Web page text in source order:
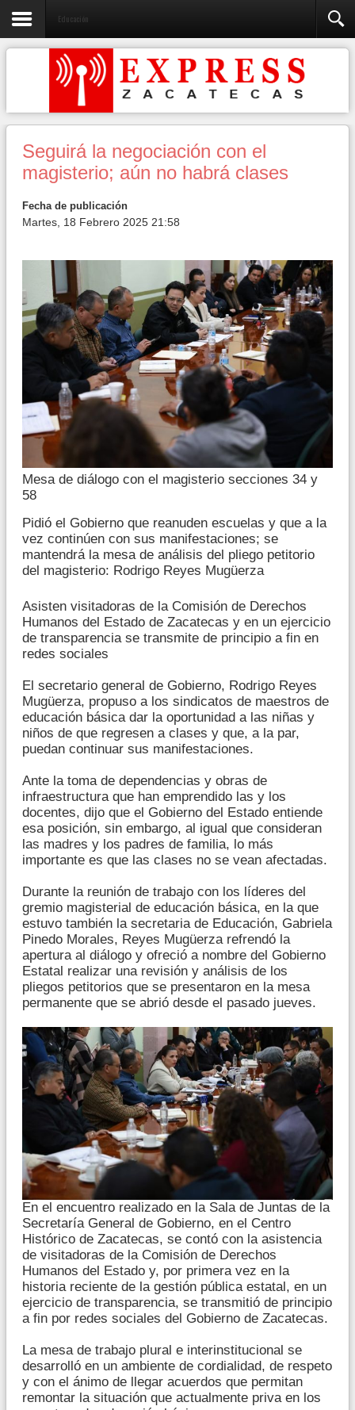
Educación
Seguirá la negociación con el
magisterio; aún no habrá clases
Fecha de publicación
Martes, 18 Febrero 2025 21:58
Mesa de diálogo con el magisterio secciones 34 y
58
Pidió el Gobierno que reanuden escuelas y que a la
vez continúen con sus manifestaciones; se
mantendrá la mesa de análisis del pliego petitorio
del magisterio: Rodrigo Reyes Mugüerza
Asisten visitadoras de la Comisión de Derechos
Humanos del Estado de Zacatecas y en un ejercicio
de transparencia se transmite de principio a fin en
redes sociales
El secretario general de Gobierno, Rodrigo Reyes
Mugüerza, propuso a los sindicatos de maestros de
educación básica dar la oportunidad a las niñas y
niños de que regresen a clases y que, a la par,
puedan continuar sus manifestaciones.
Ante la toma de dependencias y obras de
infraestructura que han emprendido las y los
docentes, dijo que el Gobierno del Estado entiende
esa posición, sin embargo, al igual que consideran
las madres y los padres de familia, lo más
importante es que las clases no se vean afectadas.
Durante la reunión de trabajo con los líderes del
gremio magisterial de educación básica, en la que
estuvo también la secretaria de Educación, Gabriela
Pinedo Morales, Reyes Mugüerza refrendó la
apertura al diálogo y ofreció a nombre del Gobierno
Estatal realizar una revisión y análisis de los
pliegos petitorios que se presentaron en la mesa
permanente que se abrió desde el pasado jueves.
En el encuentro realizado en la Sala de Juntas de la
Secretaría General de Gobierno, en el Centro
Histórico de Zacatecas, se contó con la asistencia
de visitadoras de la Comisión de Derechos
Humanos del Estado y, por primera vez en la
historia reciente de la gestión pública estatal, en un
ejercicio de transparencia, se transmitió de principio
a fin por redes sociales del Gobierno de Zacatecas.
La mesa de trabajo plural e interinstitucional se
desarrolló en un ambiente de cordialidad, de respeto
y con el ánimo de llegar acuerdos que permitan
remontar la situación que actualmente priva en los